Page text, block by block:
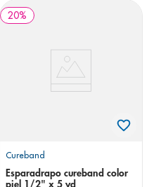
20%
Cureband
Esparadrapo cureband color
piel 1/2" x 5 yd